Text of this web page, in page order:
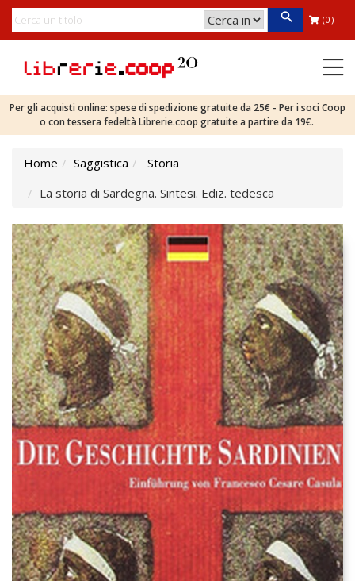
(0)
Per gli acquisti online: spese di spedizione gratuite da 25€ - Per i soci Coop
o con tessera fedeltà Librerie.coop gratuite a partire da 19€.
Home Saggistica
Storia
La storia di Sardegna. Sintesi. Ediz. tedesca